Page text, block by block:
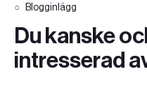
Blogginlägg
Du kanske
intresserad